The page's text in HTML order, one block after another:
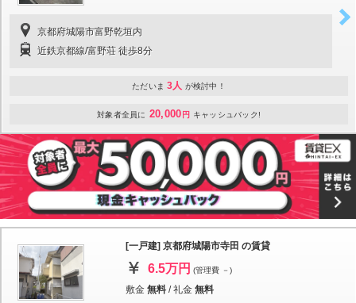
京都府城陽市富野乾垣内
近鉄京都線/富野荘 徒歩8分
ただいま 3人 が検討中！
対象者全員に 20,000 円 キャッシュバック!
[一戸建] 京都府城陽市寺田 の賃貸
6.5万円 (管理費 －)
敷金 無料 /礼金 無料